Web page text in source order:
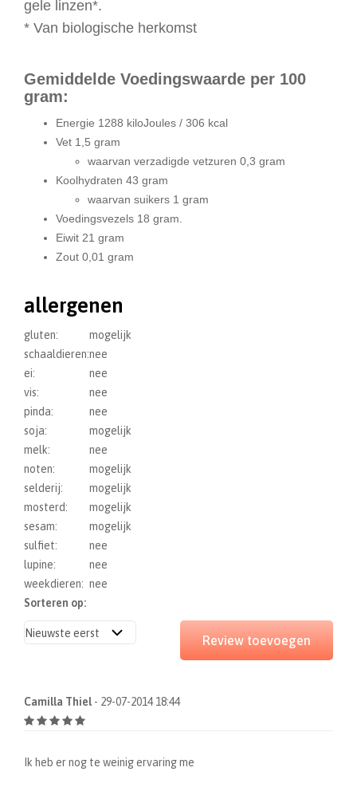
gele linzen*.
* Van biologische herkomst
Gemiddelde Voedingswaarde per 100
gram:
Energie 1288 kiloJoules / 306 kcal
Vet 1,5 gram
waarvan verzadigde vetzuren 0,3 gram
Koolhydraten 43 gram
waarvan suikers 1 gram
Voedingsvezels 18 gram.
Eiwit 21 gram
Zout 0,01 gram
allergenen
gluten:
mogelijk
schaaldieren:nee
ei:
nee
vis:
nee
pinda:
nee
soja:
mogelijk
melk:
nee
noten:
mogelijk
selderij:
mogelijk
mosterd:
mogelijk
sesam:
mogelijk
sulfiet:
nee
lupine:
nee
weekdieren: nee
Sorteren op:
Review toevoegen
Camilla Thiel- 29-07-2014 18:44
Ik heb er nog te weinig ervaring me